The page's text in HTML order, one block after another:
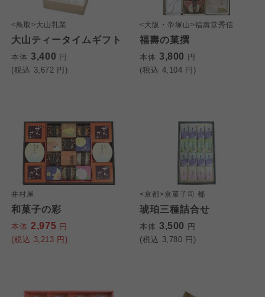
<鳥取>大山乳業
大山ティータイムギフト
本体 3,400 円
(税込 3,672 円)
<大阪・帝塚山>福壽堂秀信
福壽の菓撰
本体 3,800 円
(税込 4,104 円)
井村屋
和菓子の彩
本体 2,975 円
(税込 3,213 円)
<京都>京菓子司 都
琥珀三種詰合せ
本体 3,500 円
(税込 3,780 円)